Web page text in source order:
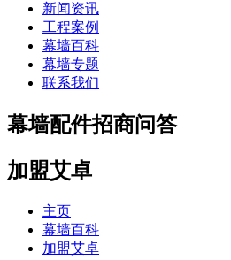
新闻资讯
工程案例
幕墙百科
幕墙专题
联系我们
幕墙配件招商问答
加盟艾卓
主页
幕墙百科
加盟艾卓